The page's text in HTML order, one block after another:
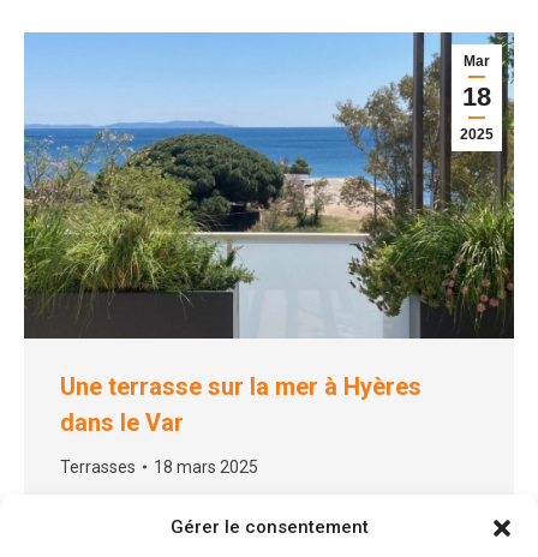
Gérer le consentement
Mar
18
2025
Une terrasse sur la mer à Hyères
dans le Var
Terrasses 18 mars 2025
terrasse tout en long sur la mer à Hyères dans le Var